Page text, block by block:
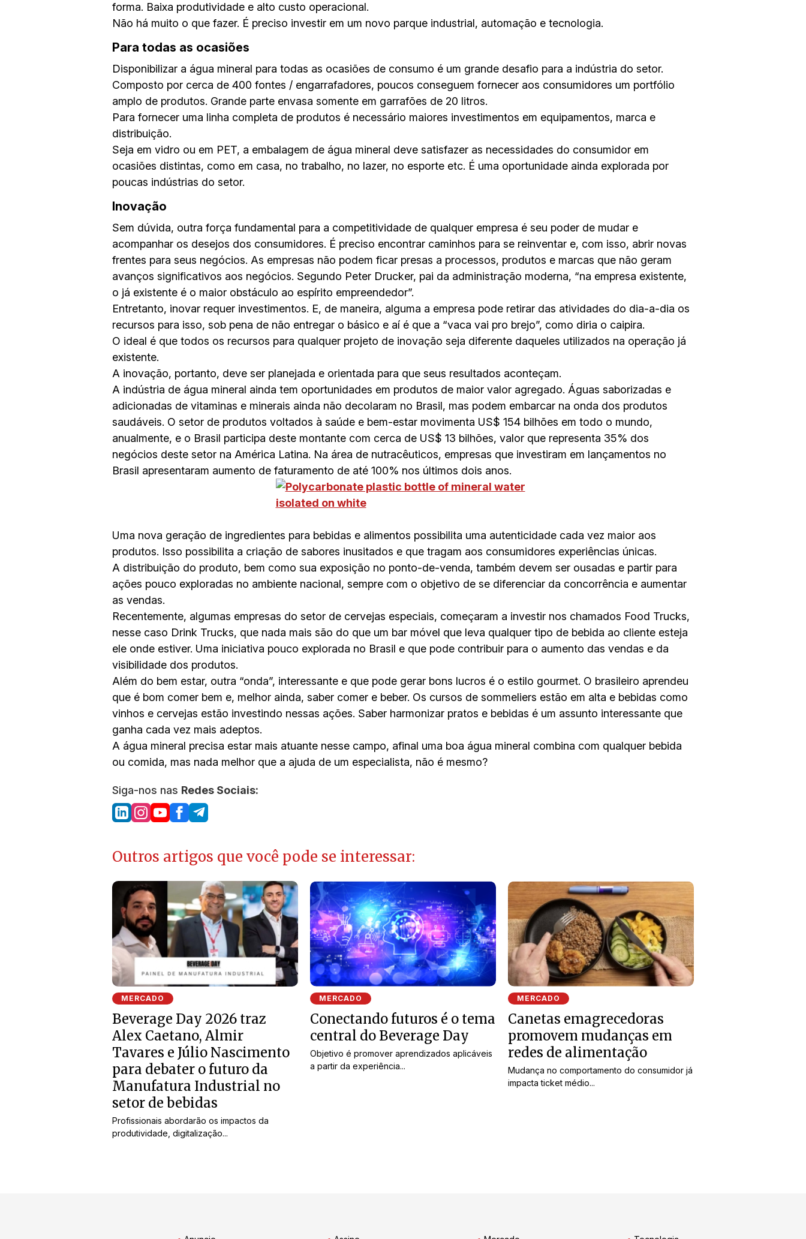
forma. Baixa produtividade e alto custo operacional.
Não há muito o que fazer. É preciso investir em um novo parque industrial, automação e tecnologia.
Para todas as ocasiões
Disponibilizar a água mineral para todas as ocasiões de consumo é um grande desafio para a indústria do setor.
Composto por cerca de 400 fontes / engarrafadores, poucos conseguem fornecer aos consumidores um portfólio
amplo de produtos. Grande parte envasa somente em garrafões de 20 litros.
Para fornecer uma linha completa de produtos é necessário maiores investimentos em equipamentos, marca e
distribuição.
Seja em vidro ou em PET, a embalagem de água mineral deve satisfazer as necessidades do consumidor em
ocasiões distintas, como em casa, no trabalho, no lazer, no esporte etc. É uma oportunidade ainda explorada por
poucas indústrias do setor.
Inovação
Sem dúvida, outra força fundamental para a competitividade de qualquer empresa é seu poder de mudar e
acompanhar os desejos dos consumidores. É preciso encontrar caminhos para se reinventar e, com isso, abrir novas
frentes para seus negócios. As empresas não podem ficar presas a processos, produtos e marcas que não geram
avanços significativos aos negócios. Segundo Peter Drucker, pai da administração moderna, “na empresa existente,
o já existente é o maior obstáculo ao espírito empreendedor”.
Entretanto, inovar requer investimentos. E, de maneira, alguma a empresa pode retirar das atividades do dia-a-dia os
recursos para isso, sob pena de não entregar o básico e aí é que a “vaca vai pro brejo”, como diria o caipira.
O ideal é que todos os recursos para qualquer projeto de inovação seja diferente daqueles utilizados na operação já
existente.
A inovação, portanto, deve ser planejada e orientada para que seus resultados aconteçam.
A indústria de água mineral ainda tem oportunidades em produtos de maior valor agregado. Águas saborizadas e
adicionadas de vitaminas e minerais ainda não decolaram no Brasil, mas podem embarcar na onda dos produtos
saudáveis. O setor de produtos voltados à saúde e bem-estar movimenta US$ 154 bilhões em todo o mundo,
anualmente, e o Brasil participa deste montante com cerca de US$ 13 bilhões, valor que representa 35% dos
negócios deste setor na América Latina. Na área de nutracêuticos, empresas que investiram em lançamentos no
Brasil apresentaram aumento de faturamento de até 100% nos últimos dois anos.
Uma nova geração de ingredientes para bebidas e alimentos possibilita uma autenticidade cada vez maior aos
produtos. Isso possibilita a criação de sabores inusitados e que tragam aos consumidores experiências únicas.
A distribuição do produto, bem como sua exposição no ponto-de-venda, também devem ser ousadas e partir para
ações pouco exploradas no ambiente nacional, sempre com o objetivo de se diferenciar da concorrência e aumentar
as vendas.
Recentemente, algumas empresas do setor de cervejas especiais, começaram a investir nos chamados Food Trucks,
nesse caso Drink Trucks, que nada mais são do que um bar móvel que leva qualquer tipo de bebida ao cliente esteja
ele onde estiver. Uma iniciativa pouco explorada no Brasil e que pode contribuir para o aumento das vendas e da
visibilidade dos produtos.
Além do bem estar, outra “onda”, interessante e que pode gerar bons lucros é o estilo gourmet. O brasileiro aprendeu
que é bom comer bem e, melhor ainda, saber comer e beber. Os cursos de sommeliers estão em alta e bebidas como
vinhos e cervejas estão investindo nessas ações. Saber harmonizar pratos e bebidas é um assunto interessante que
ganha cada vez mais adeptos.
A água mineral precisa estar mais atuante nesse campo, afinal uma boa água mineral combina com qualquer bebida
ou comida, mas nada melhor que a ajuda de um especialista, não é mesmo?
Siga-nos nas Redes Sociais:
Outros artigos que você pode se interessar:
MERCADO
Beverage Day 2026 traz
Alex Caetano, Almir
Tavares e Júlio Nascimento
para debater o futuro da
Manufatura Industrial no
setor de bebidas
Profissionais abordarão os impactos da
produtividade, digitalização...
MERCADO
Conectando futuros é o tema
central do Beverage Day
Objetivo é promover aprendizados aplicáveis
a partir da experiência...
MERCADO
Canetas emagrecedoras
promovem mudanças em
redes de alimentação
Mudança no comportamento do consumidor já
impacta ticket médio...